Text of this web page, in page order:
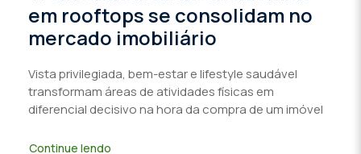
em rooftops se consolidam no
mercado imobiliário
Vista privilegiada, bem-estar e lifestyle saudável
transformam áreas de atividades físicas em
diferencial decisivo na hora da compra de um imóvel
Continue lendo